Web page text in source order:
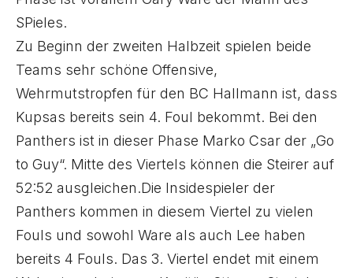
SPieles.
Zu Beginn der zweiten Halbzeit spielen beide
Teams sehr schöne Offensive,
Wehrmutstropfen für den BC Hallmann ist, dass
Kupsas bereits sein 4. Foul bekommt. Bei den
Panthers ist in dieser Phase Marko Csar der „Go
to Guy“. Mitte des Viertels können die Steirer auf
52:52 ausgleichen.Die Insidespieler der
Panthers kommen in diesem Viertel zu vielen
Fouls und sowohl Ware als auch Lee haben
bereits 4 Fouls. Das 3. Viertel endet mit einem